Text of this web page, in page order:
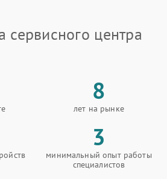
сервисного центра
8
лет на рынке
3
минимальный опыт работы
специалистов